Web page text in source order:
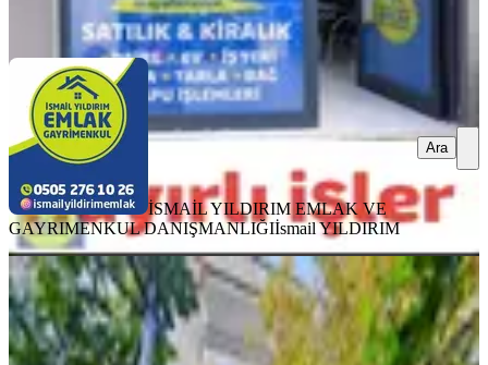
İSMAİL YILDIRIM EMLAK VE
GAYRIMENKUL DANIŞMANLIĞIİsmail YILDIRIM
Ara
MANZARALI
Rızık Gm' Den Muhteşem Manzaralı
Satılık Müstakil Ev
Onikişubat, Şehit Evliya Mahallesi